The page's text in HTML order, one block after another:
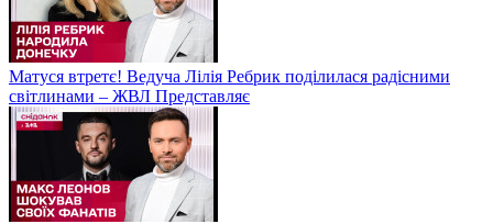
Матуся втретє! Ведуча Лілія Ребрик поділилася радісними
світлинами – ЖВЛ Представляє